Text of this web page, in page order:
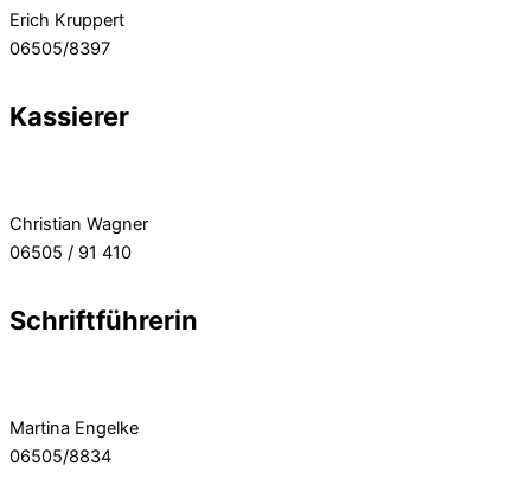
Erich Kruppert
06505/8397
Kassierer
Christian Wagner
06505 / 91 410
Schriftführerin
Martina Engelke
06505/8834